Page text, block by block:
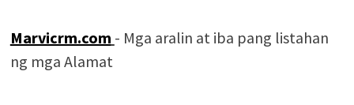
Marvicrm.com - Mga aralin at iba pang listahan
ng mga Alamat